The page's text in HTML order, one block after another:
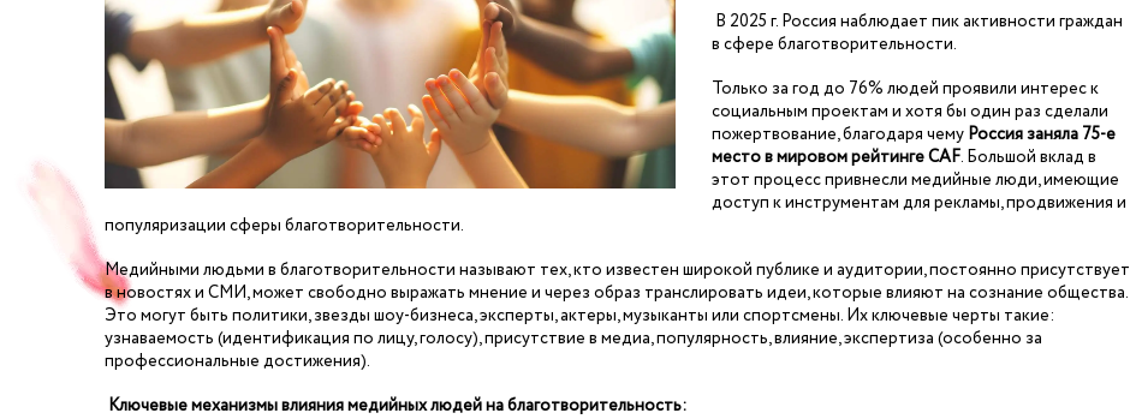
В 2025 г. Россия наблюдает пик активности граждан
в сфере благотворительности.
Только за год до 76% людей проявили интерес к
социальным проектам и хотя бы один раз сделали
пожертвование, благодаря чему Россия заняла 75-е
место в мировом рейтинге CAF. Большой вклад в
этот процесс привнесли медийные люди, имеющие
доступ к инструментам для рекламы, продвижения и
популяризации сферы благотворительности.
Медийными людьми в благотворительности называют тех, кто известен широкой публике и аудитории, постоянно присутствует
в новостях и СМИ, может свободно выражать мнение и через образ транслировать идеи, которые влияют на сознание общества.
Это могут быть политики, звезды шоу-бизнеса, эксперты, актеры, музыканты или спортсмены. Их ключевые черты такие:
узнаваемость (идентификация по лицу, голосу), присутствие в медиа, популярность, влияние, экспертиза (особенно за
профессиональные достижения).
Ключевые механизмы влияния медийных людей на благотворительность: